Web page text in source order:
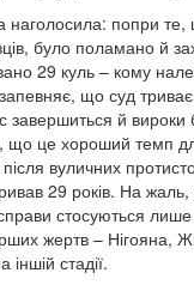
наголосила: попри
було поламано й
29 куль – кому
що суд
завершиться й
що це хороший темп
вуличних
29 років. На
справи стосуються
жертв – Нігояна,
стадії.